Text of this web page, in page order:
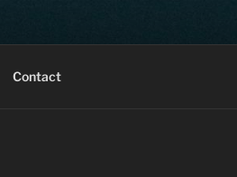
Contact